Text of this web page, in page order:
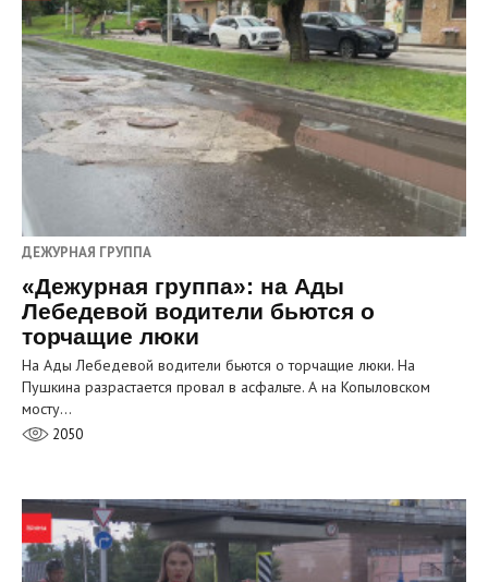
ДЕЖУРНАЯ ГРУППА
«Дежурная группа»: на Ады
Лебедевой водители бьются о
торчащие люки
На Ады Лебедевой водители бьются о торчащие люки. На
Пушкина разрастается провал в асфальте. А на Копыловском
мосту…
2050